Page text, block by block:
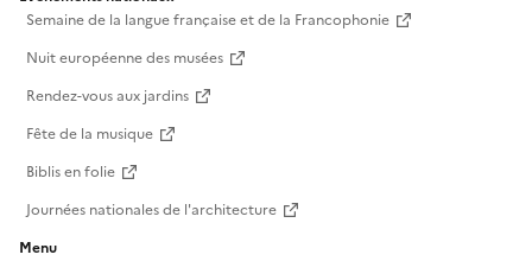
Semaine de la langue française et de la Francophonie
Nuit européenne des musées
Rendez-vous aux jardins
Fête de la musique
Biblis en folie
Journées nationales de l'architecture
Menu